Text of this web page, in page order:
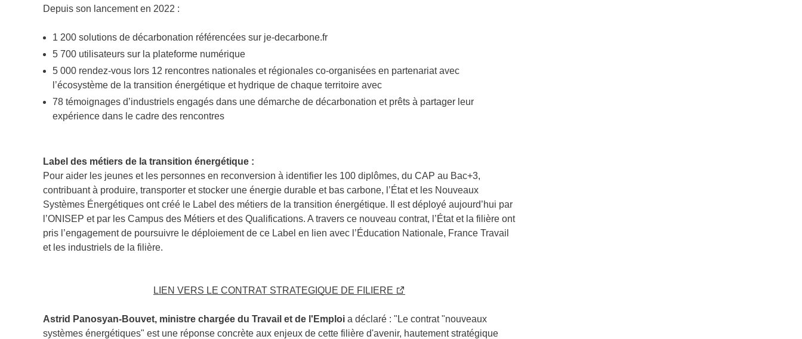
Depuis son lancement en 2022 :
1 200 solutions de décarbonation référencées sur je-decarbone.fr
5 700 utilisateurs sur la plateforme numérique
5 000 rendez-vous lors 12 rencontres nationales et régionales co-organisées en partenariat avec
l’écosystème de la transition énergétique et hydrique de chaque territoire avec
78 témoignages d’industriels engagés dans une démarche de décarbonation et prêts à partager leur
expérience dans le cadre des rencontres
Label des métiers de la transition énergétique :
Pour aider les jeunes et les personnes en reconversion à identifier les 100 diplômes, du CAP au Bac+3,
contribuant à produire, transporter et stocker une énergie durable et bas carbone, l’État et les Nouveaux
Systèmes Énergétiques ont créé le Label des métiers de la transition énergétique. Il est déployé aujourd’hui par
l’ONISEP et par les Campus des Métiers et des Qualifications. A travers ce nouveau contrat, l’État et la filière ont
pris l’engagement de poursuivre le déploiement de ce Label en lien avec l’Éducation Nationale, France Travail
et les industriels de la filière.
LIEN VERS LE CONTRAT STRATEGIQUE DE FILIERE
Astrid Panosyan-Bouvet, ministre chargée du Travail et de l'Emploi a déclaré : "Le contrat "nouveaux
systèmes énergétiques" est une réponse concrète aux enjeux de cette filière d'avenir, hautement stratégique